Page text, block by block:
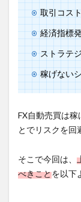
取引コス
経済指標
ストラテ
稼げない
FX自動売買は
とでリスクを回
そこで今回は、
べきことを以下